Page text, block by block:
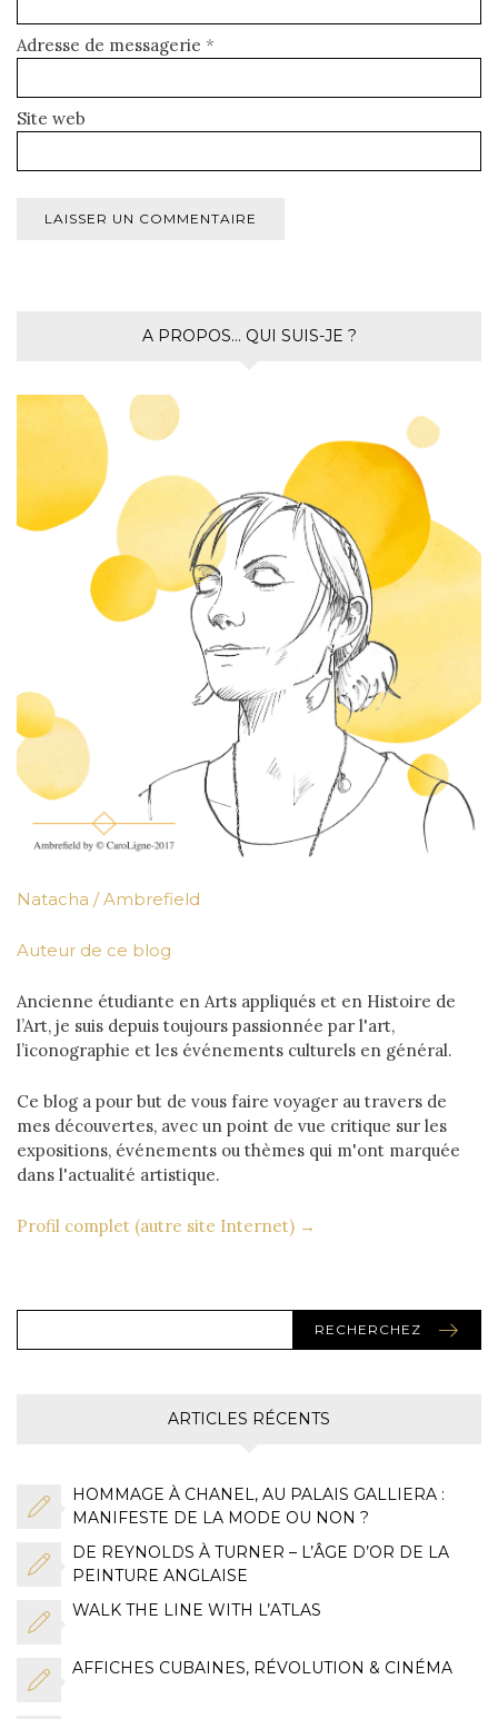
Adresse de messagerie *
Site web
A PROPOS… QUI SUIS-JE ?
Natacha / Ambrefield
Auteur de ce blog
Ancienne étudiante en Arts appliqués et en Histoire de
l’Art, je suis depuis toujours passionnée par l'art,
l’iconographie et les événements culturels en général.
Ce blog a pour but de vous faire voyager au travers de
mes découvertes, avec un point de vue critique sur les
expositions, événements ou thèmes qui m'ont marquée
dans l'actualité artistique.
Profil complet (autre site Internet) →
RECHERCHEZ
ARTICLES RÉCENTS
HOMMAGE À CHANEL, AU PALAIS GALLIERA :
MANIFESTE DE LA MODE OU NON ?
DE REYNOLDS À TURNER – L’ÂGE D’OR DE LA
PEINTURE ANGLAISE
WALK THE LINE WITH L’ATLAS
AFFICHES CUBAINES, RÉVOLUTION & CINÉMA